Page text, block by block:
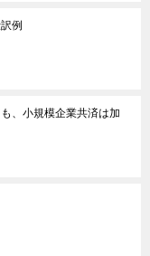
例
、小規模企業共済は加